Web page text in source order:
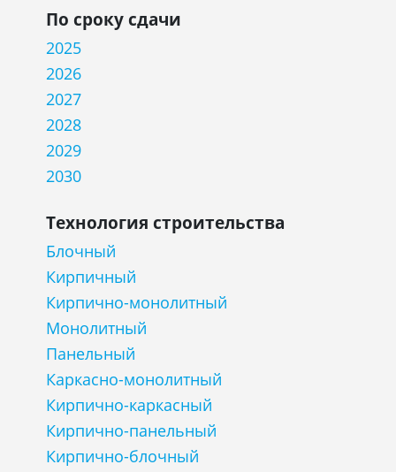
По сроку сдачи
2025
2026
2027
2028
2029
2030
Технология строительства
Блочный
Кирпичный
Кирпично-монолитный
Монолитный
Панельный
Каркасно-монолитный
Кирпично-каркасный
Кирпично-панельный
Кирпично-блочный